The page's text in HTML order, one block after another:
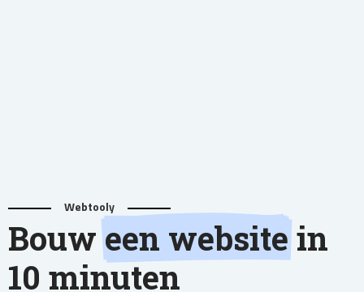
Webtooly
Bouw een website in
10 minuten